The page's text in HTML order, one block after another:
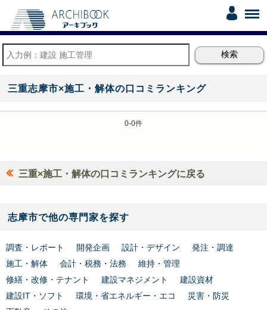
三重志摩市×施工・解体の口コミランキング
0-0件
三重×施工・解体の口コミランキングに戻る
志摩市で他の専門家を探す
調査・レポート 開発企画 設計・デザイン
発注・調達
施工・解体
会計・税務・法務
維持・管理
修繕・改修・テナント
建設マネジメント
建設資材
建設IT・ソフト
環境・省エネルギー・エコ
災害・防災